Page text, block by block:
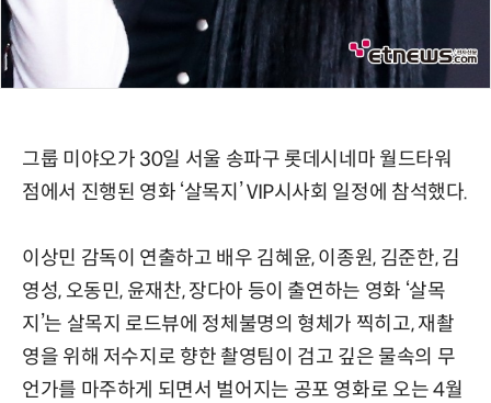
그룹 미야오가 30일 서울 송파구 롯데시네마 월드타워
점에서 진행된 영화 ‘살목지’ VIP시사회 일정에 참석했다.
이상민 감독이 연출하고 배우 김혜윤, 이종원, 김준한, 김
영성, 오동민, 윤재찬, 장다아 등이 출연하는 영화 ‘살목
지’는 살목지 로드뷰에 정체불명의 형체가 찍히고, 재촬
영을 위해 저수지로 향한 촬영팀이 검고 깊은 물속의 무
언가를 마주하게 되면서 벌어지는 공포 영화로 오는 4월